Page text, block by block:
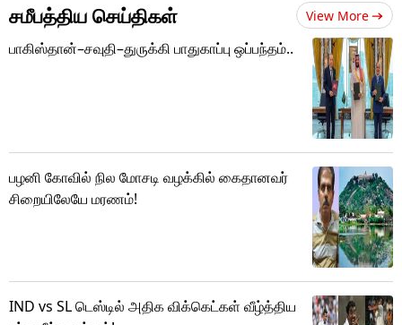
சமீபத்திய செய்திகள் View More
பாகிஸ்தான்–சவுதி–துருக்கி பாதுகாப்பு ஒப்பந்தம்..
பழனி கோவில் நில மோசடி வழக்கில் கைதானவர்
சிறையிலேயே மரணம்!
IND vs SL டெஸ்டில் அதிக விக்கெட்கள் வீழ்த்திய